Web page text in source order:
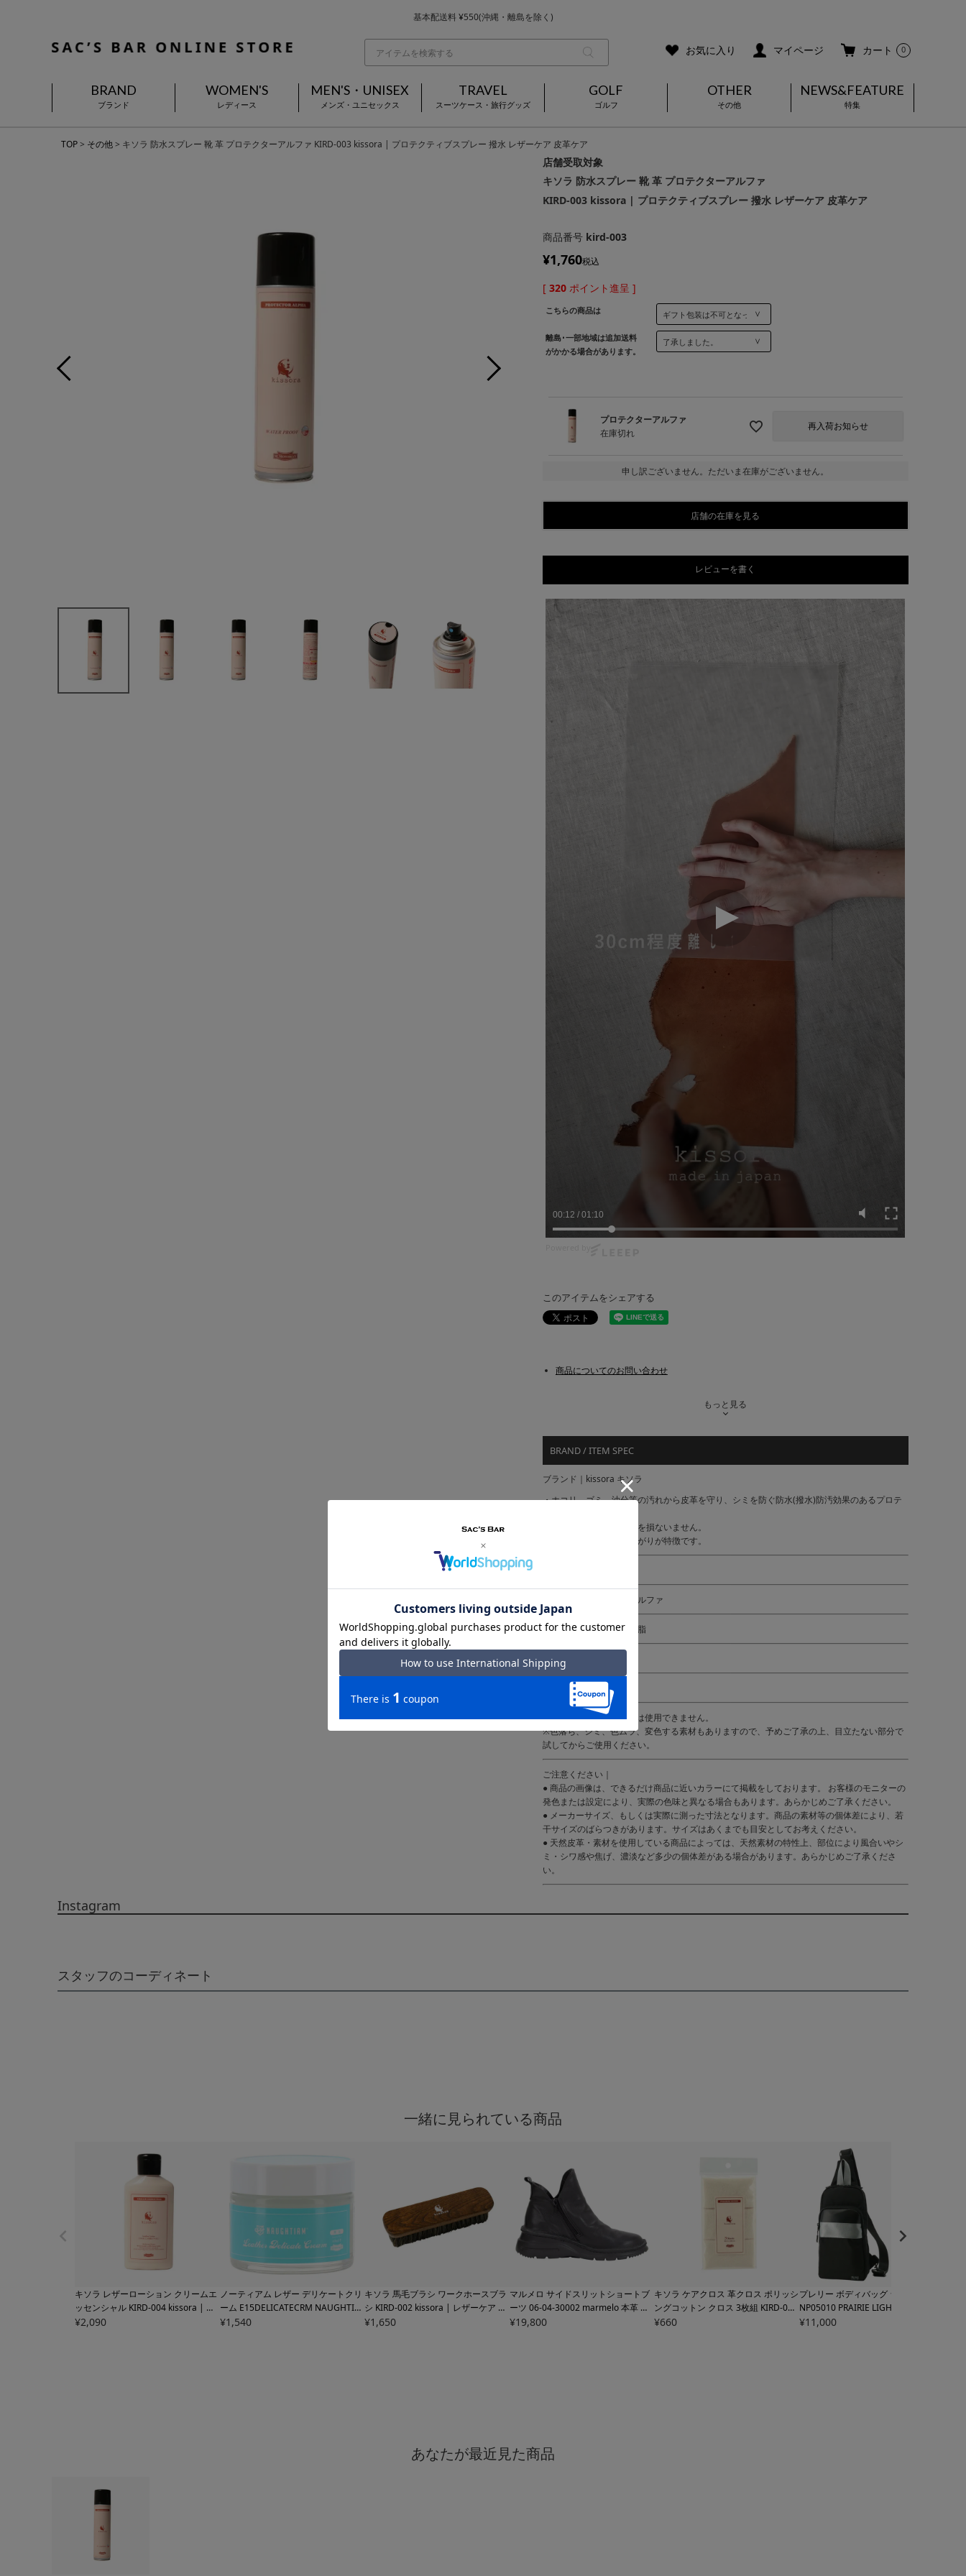
基本配送料 ¥550(沖縄・離島を除く)
お気に入り マイページ カート 0
BRAND
ブランド
WOMEN'S
レディース
MEN'S・UNISEX
メンズ・ユニセックス
TRAVEL
スーツケース・旅行グッズ
GOLF
ゴルフ
OTHER
その他
NEWS&FEATURE
特集
TOP その他 キソラ 防水スプレー 靴 革 プロテクターアルファ KIRD-003 kissora | プロテクティブスプレー 撥水 レザーケア 皮革ケア
プロテクターアルファ
店舗受取対象
キソラ 防水スプレー 靴 革 プロテクターアルファ
KIRD-003 kissora | プロテクティブスプレー 撥水 レザーケア 皮革ケア
商品番号 kird-003
¥1,760税込
[ 320 ポイント進呈 ]
こちらの商品は
離島･一部地域は追加送料
がかかる場合があります。
プロテクターアルファ
在庫切れ
再入荷お知らせ
申し訳ございません。ただいま在庫がございません。
店舗の在庫を見る
レビューを書く
00:13 /01:10
このアイテムをシェアする
商品についてのお問い合わせ
もっと見る
BRAND / ITEM SPEC
ブランド｜kissora キソラ
・ホコリ、ゴミ、油分等の汚れから皮革を守り、シミを防ぐ防水(撥水)防汚効果のあるプロテ
・皮革の通気性や柔軟性を損ないません。
・早い乾燥、美しい仕上がりが特徴です。
カラー｜プロテクターアルファ
素材 ｜成分：フッ素樹脂
仕様 ｜
付属 ｜
備考 ｜※爬虫類皮革には使用できません。
※色落ち、シミ、色ムラ、変色する素材もありますので、予めご了承の上、目立たない部分で
試してからご使用ください。
ご注意ください｜
● 商品の画像は、できるだけ商品に近いカラーにて掲載をしております。 お客様のモニターの
発色または設定により、実際の色味と異なる場合もあります。あらかじめご了承ください。
● メーカーサイズ、もしくは実際に測った寸法となります。商品の素材等の個体差により、若
干サイズのばらつきがあります。サイズはあくまでも目安としてお考えください。
● 天然皮革・素材を使用している商品によっては、天然素材の特性上、部位により風合いやシ
ミ・シワ感や焦げ、濃淡など多少の個体差がある場合があります。あらかじめご了承くださ
い。
Instagram
スタッフのコーディネート
一緒に見られている商品
キソラ レザーローション クリームエ
ッセンシャル KIRD-004 kissora | レ
ザーケア 皮革ケア
¥2,090
ノーティアム レザー デリケートクリ
ーム E15DELICATECRM NAUGHTIA
M | 革用クリーム レザーケア 皮革ケ
¥1,540
キソラ 馬毛ブラシ ワークホースブラ
シ KIRD-002 kissora | レザーケア 皮
革ケア
¥1,650
マルメロ サイドスリットショートブ
ーツ 06-04-30002 marmelo 本革 超
軽量 抗菌剤配合撥水加工 レディース
¥19,800
キソラ ケアクロス 革クロス ポリッシ
ングコットン クロス 3枚組 KIRD-005
kissora | クリーム塗布 レザーケア
¥660
プレリー ボディバッグ ライト メンズ
NP05010 PRAIRIE LIGHT ワンショル
ダーバッグ 撥水 はっ水 軽い 軽量
¥11,000
あなたが最近見た商品